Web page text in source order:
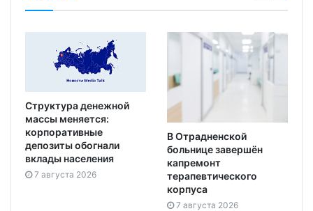
Структура денежной
массы меняется:
корпоративные
депозиты обогнали
вклады населения
7 августа 2026
В Отрадненской
больнице завершён
капремонт
терапевтического
корпуса
7 августа 2026